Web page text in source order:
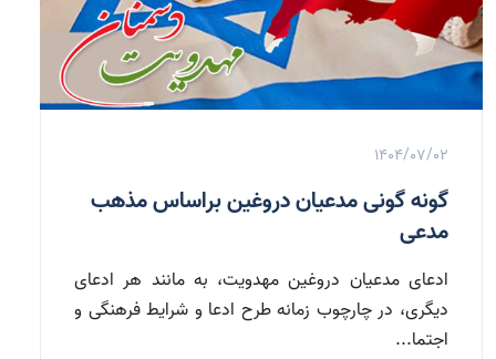
1404/07/02
گونه گونی مدعیان دروغین براساس مذهب
مدعی
ادعای مدعیان دروغین مهدویت، به مانند هر ادعای
دیگری، در چارچوب زمانه طرح ادعا و شرایط فرهنگی و
اجتما...